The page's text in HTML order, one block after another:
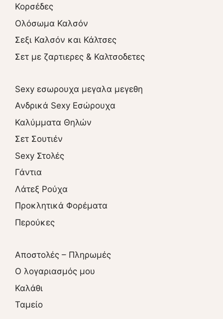
Κορσέδες
Ολόσωμα Καλσόν
Σεξι Καλσόν και Κάλτσες
Σετ με ζαρτιερες & Καλτσοδετες
Sexy εσωρουχα μεγαλα μεγεθη
Ανδρικά Sexy Εσώρουχα
Καλύμματα Θηλών
Σετ Σουτιέν
Sexy Στολές
Γάντια
Λάτεξ Ρούχα
Προκλητικά Φορέματα
Περούκες
Αποστολές – Πληρωμές
O λογαριασμός μου
Καλάθι
Ταμείο